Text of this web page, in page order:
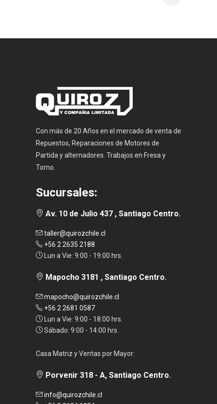
Con más de 20 Años en el mercado de venta de
Repuestos, Reparaciones de Motores de
Partida y alternadores. Trabajos en Fresa y
Torno.
Sucursales:
Av. 10 de Julio 437 , Santiago Centro.
taller@quirozchile.cl
+56 2 2635 2188
Lun a Vie: 9:00 - 19:00 hrs.
Mapocho 3181 , Santiago Centro.
mapocho@quirozchile.cl
+56 2 2681 0587
Lun a Vie: 9:00 - 18:00 hrs.
Sábado: 9:00 - 14:00 hrs.
Casa Matriz y Ventas por Mayor:
Porvenir 318 - A, Santiago Centro.
info@quirozchile.cl